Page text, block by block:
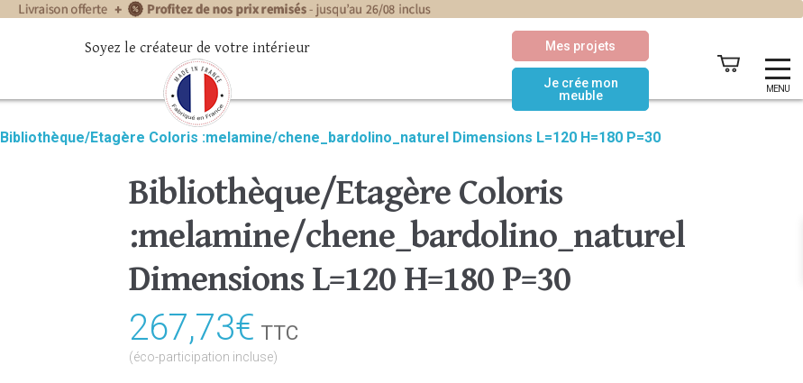
MENU
Mes projets
Je crée mon
meuble
Soyez le créateur de votre intérieur
Bibliothèque/Etagère Coloris :melamine/chene_bardolino_naturel Dimensions L=120 H=180 P=30
Bibliothèque/Etagère Coloris
:melamine/chene_bardolino_naturel
Dimensions L=120 H=180 P=30
267,73€ TTC
(éco-participation incluse)